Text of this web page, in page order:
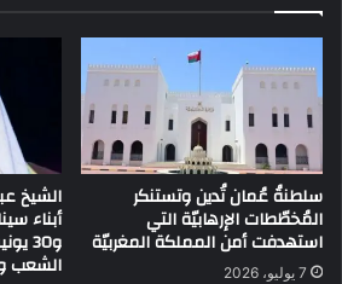
سلطنةُ عُمان تُدين وتستنكر
المُخطّطات الإرهابيّة التي
استهدفت أمن المملكة المغربيّة
7 يوليو، 2026
الشيخ
أبناء
و30
الشعب